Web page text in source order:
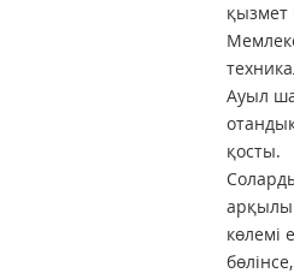
қызмет
Ауыл
қосты.
арқылы
көлемі